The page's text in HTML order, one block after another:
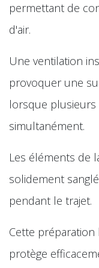
permettant de
d'air.
Une ventilation
provoquer une
lorsque
simultanément.
Les éléments de
solidement
pendant le trajet.
Cette
protège